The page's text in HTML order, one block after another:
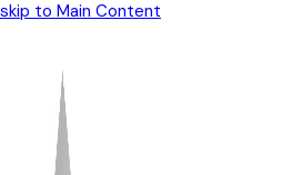
skip to Main Content